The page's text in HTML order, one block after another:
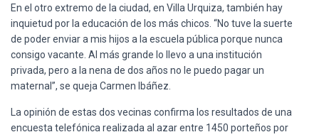
En el otro extremo de la ciudad, en Villa Urquiza, también hay
inquietud por la educación de los más chicos. “No tuve la suerte
de poder enviar a mis hijos a la escuela pública porque nunca
consigo vacante. Al más grande lo llevo a una institución
privada, pero a la nena de dos años no le puedo pagar un
maternal”, se queja Carmen Ibáñez.
La opinión de estas dos vecinas confirma los resultados de una
encuesta telefónica realizada al azar entre 1450 porteños por